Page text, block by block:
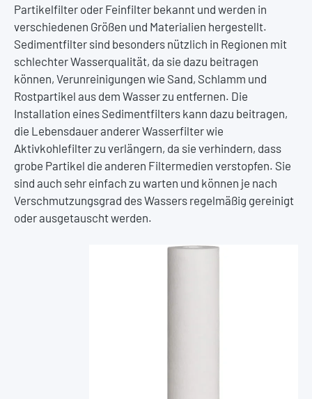
Partikelfilter oder Feinfilter bekannt und werden in
verschiedenen Größen und Materialien hergestellt.
Sedimentfilter sind besonders nützlich in Regionen mit
schlechter Wasserqualität, da sie dazu beitragen
können, Verunreinigungen wie Sand, Schlamm und
Rostpartikel aus dem Wasser zu entfernen. Die
Installation eines Sedimentfilters kann dazu beitragen,
die Lebensdauer anderer Wasserfilter wie
Aktivkohlefilter zu verlängern, da sie verhindern, dass
grobe Partikel die anderen Filtermedien verstopfen. Sie
sind auch sehr einfach zu warten und können je nach
Verschmutzungsgrad des Wassers regelmäßig gereinigt
oder ausgetauscht werden.